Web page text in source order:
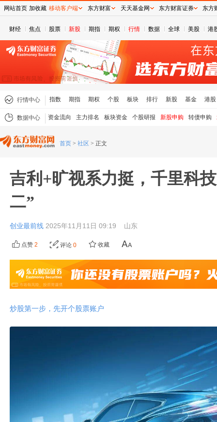
财经 焦点 股票 新股 期指 期权 行情 数据 全球 美股 港
行情中心 指数 期指 期权 个股 板块 排行 新股 基金 港股
数据中心 资金流向 主力排名 板块资金 个股研报 新股申购 转债申购
首页 > 社区 > 正文
吉利+旷视系力挺，千里科
二”
创业最前线 2025年11月11日 09:19 山东
点赞 2 评论 0 收藏
炒股第一步，先开个股票账户
网站首页 加收藏 移动客户端 东方财富 天天基金网 东方财富证券 东方